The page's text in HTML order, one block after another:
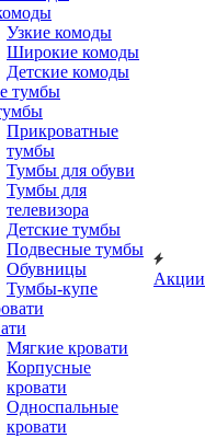
Узкие комоды
Широкие комоды
Детские комоды
Прикроватные
тумбы
Тумбы для обуви
Тумбы для
телевизора
Детские тумбы
Подвесные тумбы
Обувницы
Тумбы-купе
Мягкие кровати
Корпусные
кровати
Односпальные
кровати
Акции